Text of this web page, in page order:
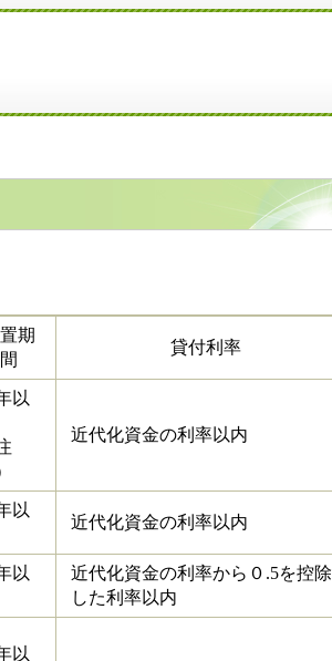
期
間
貸付利率
以
近代化資金の利率以内
以
近代化資金の利率以内
以
近代化資金の利率から０.5を控除
した利率以内
以